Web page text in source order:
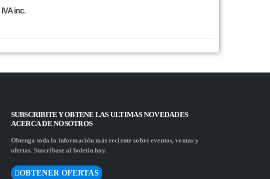
IVA inc.
SUBSCRIBITE Y OBTENE LAS ULTIMAS NOVEDADES
ACERCA DE NOSOTROS
Obtenga toda la información más reciente sobre eventos, ventas y
ofertas. Suscríbase al boletín hoy.
OBTENER OFERTAS